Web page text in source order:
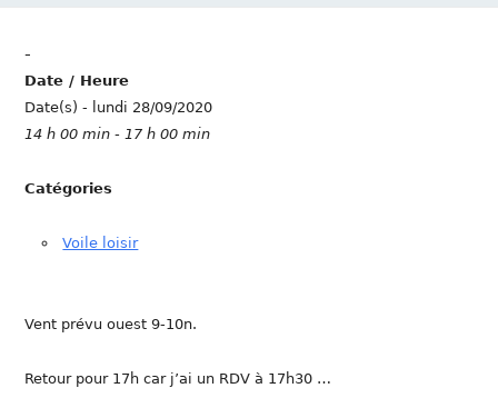
-
Date / Heure
Date(s) - lundi 28/09/2020
14 h 00 min - 17 h 00 min
Catégories
Voile loisir
Vent prévu ouest 9-10n.
Retour pour 17h car j’ai un RDV à 17h30 …